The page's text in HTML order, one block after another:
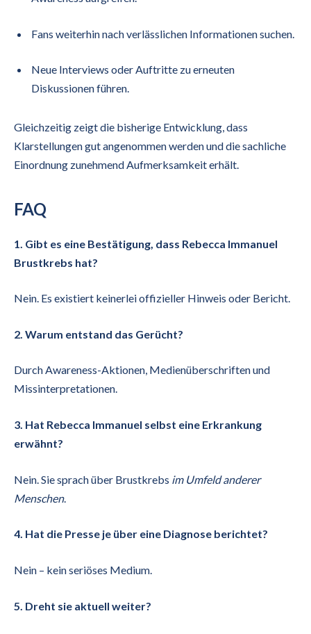
Fans weiterhin nach verlässlichen Informationen suchen.
Neue Interviews oder Auftritte zu erneuten
Diskussionen führen.
Gleichzeitig zeigt die bisherige Entwicklung, dass
Klarstellungen gut angenommen werden und die sachliche
Einordnung zunehmend Aufmerksamkeit erhält.
FAQ
1. Gibt es eine Bestätigung, dass Rebecca Immanuel
Brustkrebs hat?
Nein. Es existiert keinerlei offizieller Hinweis oder Bericht.
2. Warum entstand das Gerücht?
Durch Awareness-Aktionen, Medienüberschriften und
Missinterpretationen.
3. Hat Rebecca Immanuel selbst eine Erkrankung
erwähnt?
Nein. Sie sprach über Brustkrebs im Umfeld anderer
Menschen.
4. Hat die Presse je über eine Diagnose berichtet?
Nein – kein seriöses Medium.
5. Dreht sie aktuell weiter?